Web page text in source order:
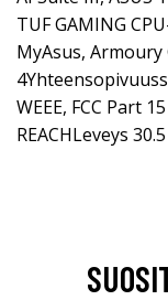
TUF GAMING
MyAsus, Armoury
WEEE, FCC Part
REACHLeveys